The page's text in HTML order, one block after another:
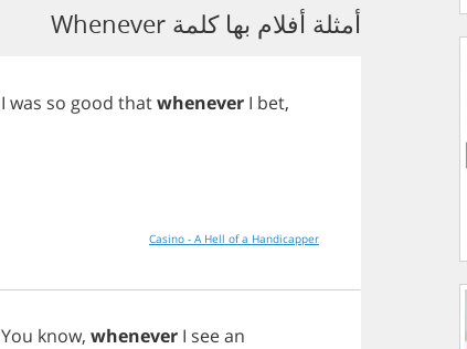
أمثلة أفلام بها كلمة Whenever
I was so good thatwhenever I bet,
Casino - A Hell of a Handicapper
You know, whenever I seean